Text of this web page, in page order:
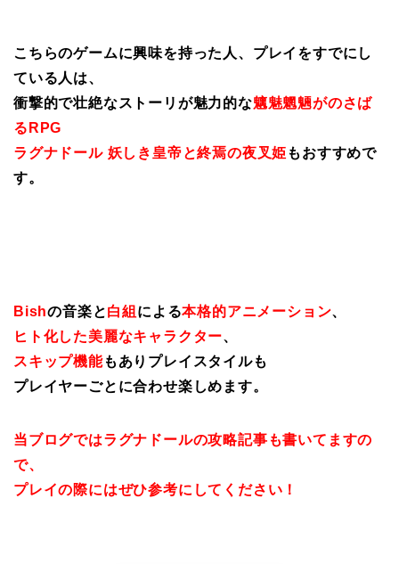
こちらのゲームに興味を持った人、プレイをすでにし
ている人は、
衝撃的で壮絶なストーリが魅力的な魑魅魍魎がのさば
るRPG
ラグナドール 妖しき皇帝と終焉の夜叉姫 もおすすめで
す。
Bishの音楽と白組 による本格的アニメーション、
ヒト化した美麗なキャラクター、
スキップ機能もありプレイスタイルも
プレイヤーごとに合わせ楽しめます。
当ブログではラグナドールの攻略記事も書いてますの
で、
プレイの際にはぜひ参考にしてください！